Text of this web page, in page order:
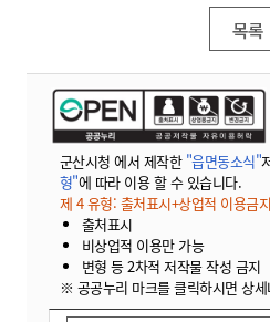
목록
군산시청 에서 제작한 "읍면동소식"
형"에 따라 이용 할 수 있습니다.
제 4 유형: 출처표시+상업적 이용금
출처표시
비상업적 이용만 가능
변형 등 2차적 저작물 작성 금지
※ 공공누리 마크를 클릭하시면 상